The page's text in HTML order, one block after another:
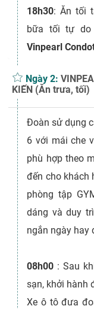
18h30: Ăn tối
bữa tối tự do
Vinpearl
Ngày 2:
KIẾN (Ăn trưa, tối)
Đoàn sử dụng
6 với mái che
phù hợp theo
đến cho khách
phòng tập
dáng và duy
ngắn ngày hay
08h00 : Sau
sạn, khởi hành
Xe ô tô đưa